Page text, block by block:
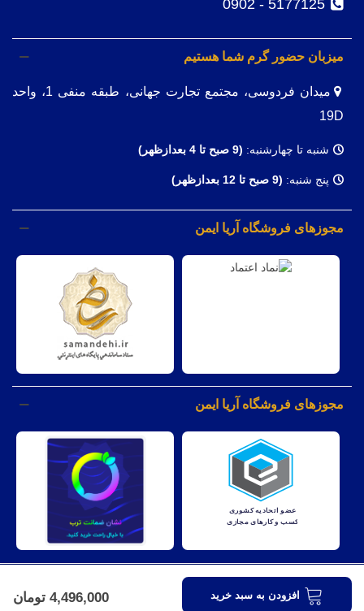
4,496,000 تومان افزودن به سبد خرید
5177125 - 0902
میزبان حضور گرم شما هستیم
میدان فردوسی، مجتمع تجارت جهانی، طبقه منفی 1، واحد
19D
شنبه تا چهارشنبه: (9 صبح تا 4 بعدازظهر)
پنج شنبه: (9 صبح تا 12 بعدازظهر)
مجوزهای فروشگاه آریا ایمن
مجوزهای فروشگاه آریا ایمن
کليه حقوق مادی و معنوی اين وبسايت متعلق به شرکت آریا ایمن نظارت